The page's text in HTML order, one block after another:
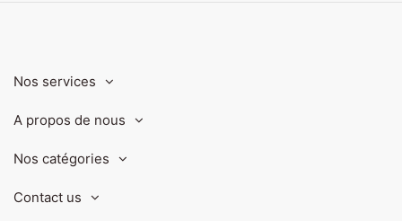
Nos services
A propos de nous
Nos catégories
Contact us